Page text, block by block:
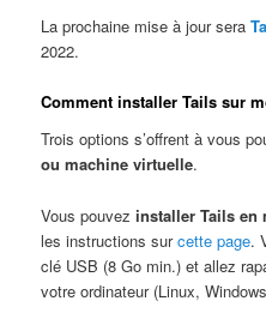
La prochaine mise à jour sera
2022.
Comment installer Tails sur
Trois options s’offrent à vous
ou machine virtuelle.
Vous pouvezinstaller Tails en
les instructions surcette page.
clé USB (8 Go min.) et allez
votre ordinateur (Linux,